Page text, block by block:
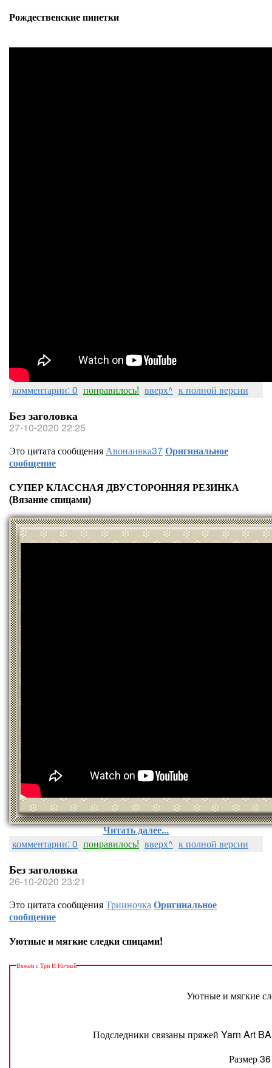
Рождественские пинетки
комментарии: 0 понравилось! вверх^ к полной версии
Без заголовка
27-10-2020 22:25
Это цитата сообщенияАвонаивка37Оригинальное
сообщение
СУПЕР КЛАССНАЯ ДВУСТОРОННЯЯ РЕЗИНКА
(Вязание спицами)
Читать далее...
комментарии: 0 понравилось! вверх^ к полной версии
Без заголовка
26-10-2020 23:21
Это цитата сообщенияТрииночкаОригинальное
сообщение
Уютные и мягкие следки спицами!
Вяжем с Три И Ночкой
Уютные и мягкие
Подследники связаны пряжей Yarn Art
Размер